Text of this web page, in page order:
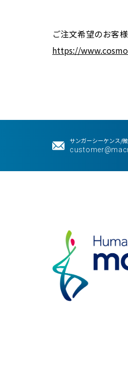
ご注文希望のお客
https://
サンガーシーケンス/